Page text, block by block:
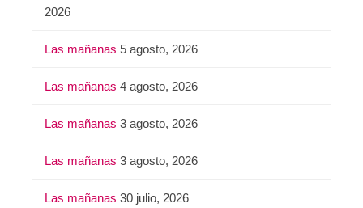
2026
Las mañanas 5 agosto, 2026
Las mañanas 4 agosto, 2026
Las mañanas 3 agosto, 2026
Las mañanas 3 agosto, 2026
Las mañanas 30 julio, 2026